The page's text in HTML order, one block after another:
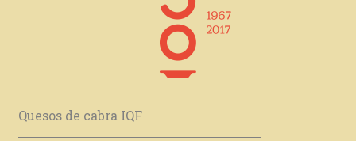
Quesos de cabra IQF